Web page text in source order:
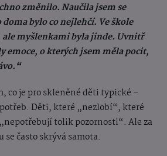
změnilo. Naučila jsem se
bylo co nejlehčí. Ve škole
ale myšlenkami byla jinde. Uvnitř
emoce, o kterých jsem měla pocit,
co je pro skleněné děti typické –
Děti, které „nezlobí“, které
tolik pozornosti“. Ale za
často skrývá samota.